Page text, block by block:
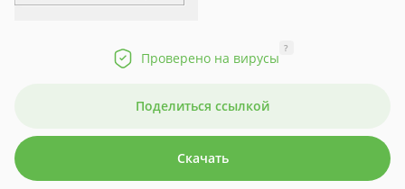
Проверено на вирусы
?
Поделиться ссылкой
Скачать